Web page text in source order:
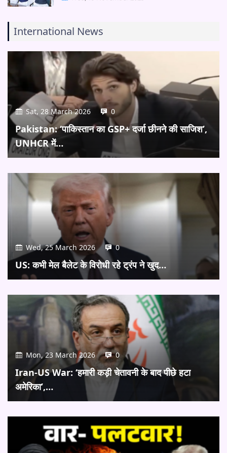
International News
Sat, 28 March 2026 0
Pakistan: ‘पाकिस्तान का GSP+ दर्जा छीनने की साजिश’,
UNHCR में…
Wed, 25 March 2026 0
US: कभी मेल बैलेट के विरोधी रहे ट्रंप ने खुद…
Mon, 23 March 2026 0
Iran-US War: ‘हमारी कड़ी चेतावनी के बाद पीछे हटा
अमेरिका’,…